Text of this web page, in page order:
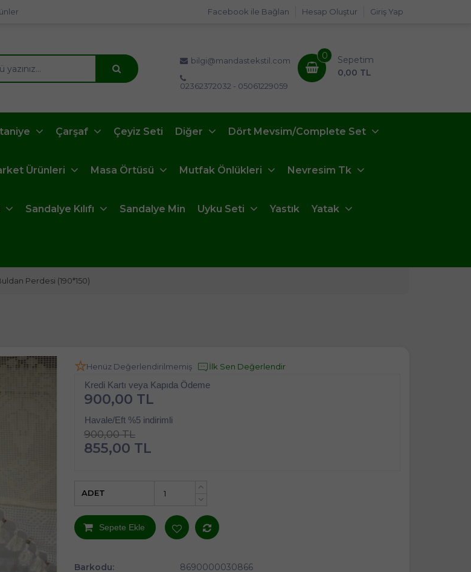
Giriş Yap
Hesap Oluştur
Facebook ile Bağlan
bilgi@mandastekstil.com
02362372032 - 05061229059
0
Sepetim
0,00 TL
Çarşaf Çeyiz Seti Diğer Dört Mevsim/Complete Set
Ürünleri Masa Örtüsü Mutfak Önlükleri Nevresim Tk
Sandalye Kılıfı Sandalye Min Uyku Seti Yastık Yatak
Perdesi (190*150)
Henüz Değerlendirilmemiş İlk Sen Değerlendir
Kredi Kartı veya Kapıda Ödeme
900,00 TL
Havale/Eft %5 indirimli
900,00 TL
855,00 TL
+
ADET
Sepete Ekle
Barkodu:
8690000030866